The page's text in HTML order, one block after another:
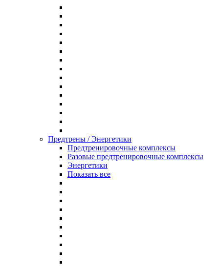
Предтрены / Энергетики
Предтренировочные комплексы
Разовые предтренировочные комплексы
Энергетики
Показать все